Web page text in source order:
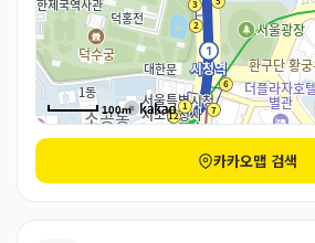
100m
카카오맵 검색